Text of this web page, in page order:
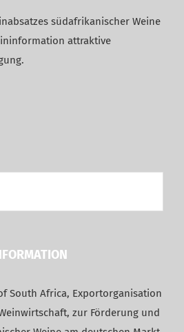
südafrikanischer Weine
attraktive
South Africa, Exportorganisation
zur Förderung und